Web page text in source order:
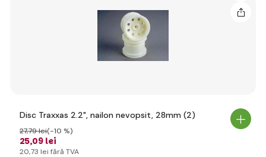
Disc Traxxas 2.2", nailon nevopsit, 28mm (2)
25,09 lei
27,79 lei(-10 %)
20,73 lei fără TVA